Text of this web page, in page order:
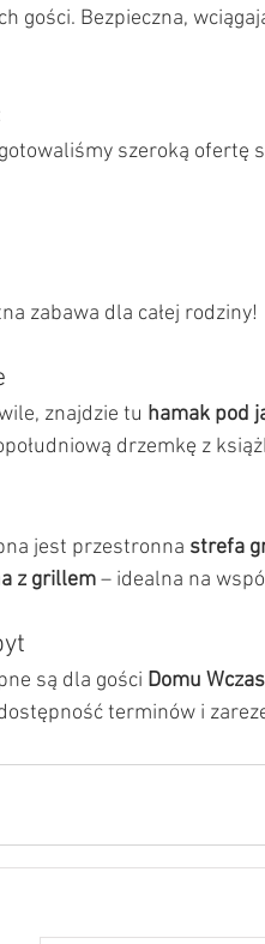
gości. Bezpieczna,
szeroką ofertę
zabawa dla całej rodziny!
znajdzie tu hamak pod
drzemkę z
jest przestronna strefa
z grillem – idealna na
są dla gości Domu
terminów i